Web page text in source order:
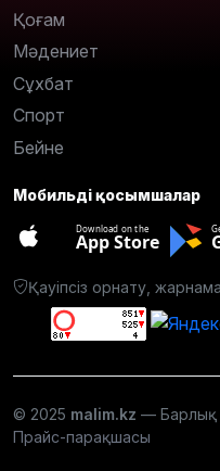
Қоғам
Мәдениет
Сұхбат
Спорт
Бейне
Мобильді қосымшалар
Download on the
App Store
Қауіпсіз орнату,
© 2025 malim.kz — Барлық
Прайс-парақшасы